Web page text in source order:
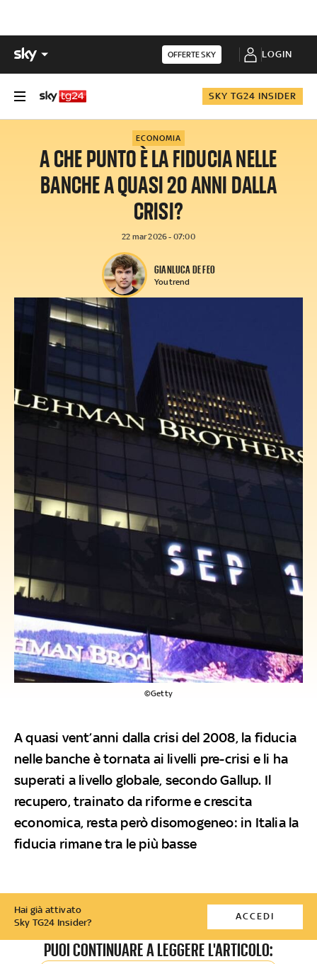
OFFERTE SKY LOGIN
SKY TG24 INSIDER
ECONOMIA
A CHE PUNTO È LA FIDUCIA NELLE
BANCHE A QUASI 20 ANNI DALLA
CRISI?
22 mar 2026 - 07:00
GIANLUCA DE FEO
Youtrend
©Getty
A quasi vent’anni dalla crisi del 2008, la fiducia
nelle banche è tornata ai livelli pre-crisi e li ha
superati a livello globale, secondo Gallup. Il
recupero, trainato da riforme e crescita
economica, resta però disomogeneo: in Italia la
fiducia rimane tra le più basse
Hai già attivato
Sky TG24 Insider?
ACCEDI
PUOI CONTINUARE A LEGGERE L'ARTICOLO: